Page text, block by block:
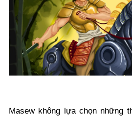
Masew không lựa chọn những